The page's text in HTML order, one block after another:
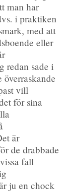
man har
i praktiken
med att
eller
redan sade i
vill
för sina
är
de drabbade
fall
ju en chock